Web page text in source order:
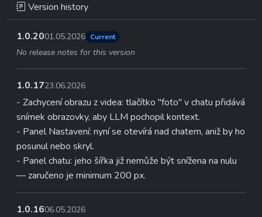
Version history
1.0.2001.05.2026 Current
No release notes for this version
1.0.1723.06.2026
- Zachycení obrazu z videa: tlačítko "foto" v chatu přidává
snímek obrazovky, aby LLM pochopil kontext.
- Panel Nastavení: nyní se otevírá nad chatem, aniž by ho
posunul nebo skryl.
- Panel chatu: jeho šířka již nemůže být snížena na nulu
— zaručeno je minimum 200 px.
1.0.1606.05.2026